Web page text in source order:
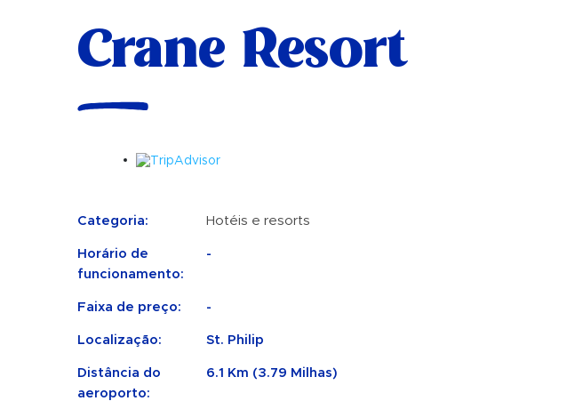
Crane Resort
Categoria: Hotéis e resorts
Horário de
funcionamento:
-
Faixa de preço: -
Localização: St. Philip
Distância do
aeroporto:
6.1 Km (3.79 Milhas)